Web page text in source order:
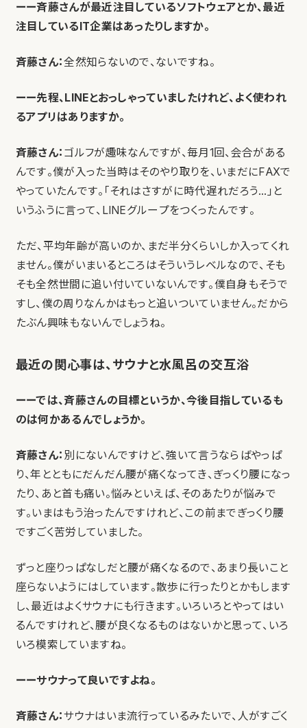
ーー斉藤さんが最近注目しているソフトウェアとか、最近
注目しているIT企業はあったりしますか。
斉藤さん：全然知らないので、ないですね。
ーー先程、LINEとおっしゃっていましたけれど、よく使われ
るアプリはありますか。
斉藤さん： ゴルフが趣味なんですが、毎月1回、会合がある
んです。僕が入った当時はそのやり取りを、いまだにFAXで
やっていたんです。「それはさすがに時代遅れだろう…」と
いうふうに言って、LINEグループをつくったんです。
ただ、平均年齢が高いのか、まだ半分くらいしか入ってくれ
ません。僕がいまいるところはそういうレベルなので、そも
そも全然世間に追い付いていないんです。僕自身もそうで
すし、僕の周りなんかはもっと追いついていません。だから
たぶん興味もないんでしょうね。
最近の関心事は、サウナと水風呂の交互浴
ーーでは、斉藤さんの目標というか、今後目指しているも
のは何かあるんでしょうか。
斉藤さん： 別にないんですけど、強いて言うならばやっぱ
り、年とともにだんだん腰が痛くなってき、ぎっくり腰になっ
たり、あと首も痛い。悩みといえば、そのあたりが悩みで
す。いまはもう治ったんですけれど、この前までぎっくり腰
ですごく苦労していました。
ずっと座りっぱなしだと腰が痛くなるので、あまり長いこと
座らないようにはしています。散歩に行ったりとかもします
し、最近はよくサウナにも行きます。いろいろとやってはい
るんですけれど、腰が良くなるものはないかと思って、いろ
いろ模索していますね。
ーーサウナって良いですよね。
斉藤さん：サウナはいま流行っているみたいで、人がすごく